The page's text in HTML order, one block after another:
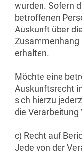
wurden. Sofern
betroffenen
Auskunft über
Zusammenhang
erhalten.
Möchte eine
Auskunftsrecht
sich hierzu
die
c) Recht auf
Jede von der